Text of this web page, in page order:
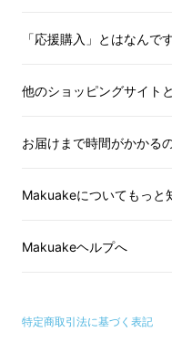
一般的なミルクチ
たり
糖質25.7g を
一般的なミルク
100gあたり
「応援購入」とはなんで
他のショッピングサイト
お届けまで時間がかかる
Makuakeについてもっと
Makuakeヘルプへ
特定商取引法に基づく表記